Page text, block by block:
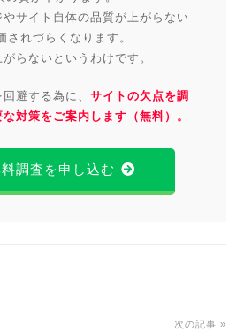
サイト自体の品質が上がらない
れづらくなります。
らないというわけです。
避する為に、 サイトの欠点を調
対策をご案内します（無料）。
調査を申し込む
次の記事 »